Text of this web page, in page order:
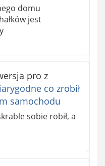
domu
jest
pro z
co zrobił
samochodu
sobie robił, a